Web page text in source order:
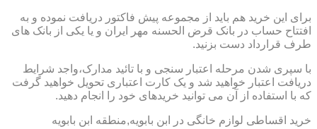
برای این خرید هم باید از مجموعه پیش فاکتور دریافت نموده و به
افتتاح حساب در بانک قرض الحسنه مهر ایران و یا یکی از بانک های
طرف قرارداد دست بزنید.
با سپری شدن مرحله اعتبار سنجی و با تائید مدارک،واجد شرایط
دریافت اعتبار خواهید شد و یک کارت اعتباری تحویل خواهید گرفت
که با استفاده از آن می توانید خریدهای خود را انجام دهید.
خرید اقساطی لوازم خانگی در ابن بابویه,منطقه ابن بابویه